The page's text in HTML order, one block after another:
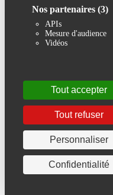
Nos partenaires (3)
APIs
Mesure d'audience
Vidéos
Tout accepter
Tout refuser
Personnaliser
Confidentialité